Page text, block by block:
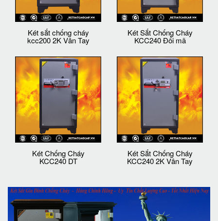
Két sắt chống cháy
kcc200 2K Vân Tay
Két Sắt Chống Cháy
KCC240 Đổi mã
Két Chống Cháy
KCC240 DT
Két Sắt Chống Cháy
KCC240 2K Vân Tay